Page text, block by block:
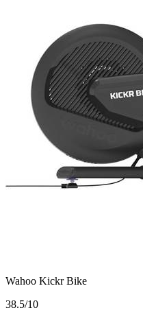
Wahoo Kickr Bike
38.5/10